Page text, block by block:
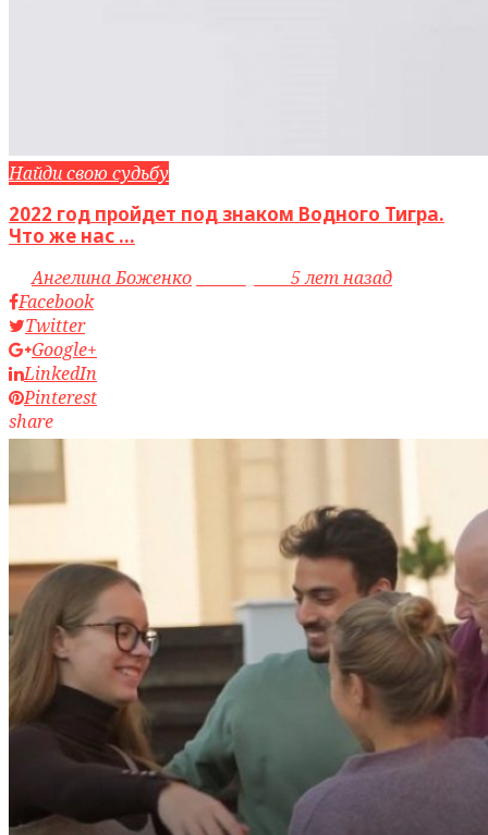
Найди свою судьбу
2022 год пройдет под знаком Водного Тигра.
Что же нас ...
byАнгелина Боженко
5 лет назад
Facebook
Twitter
Google+
LinkedIn
Pinterest
share